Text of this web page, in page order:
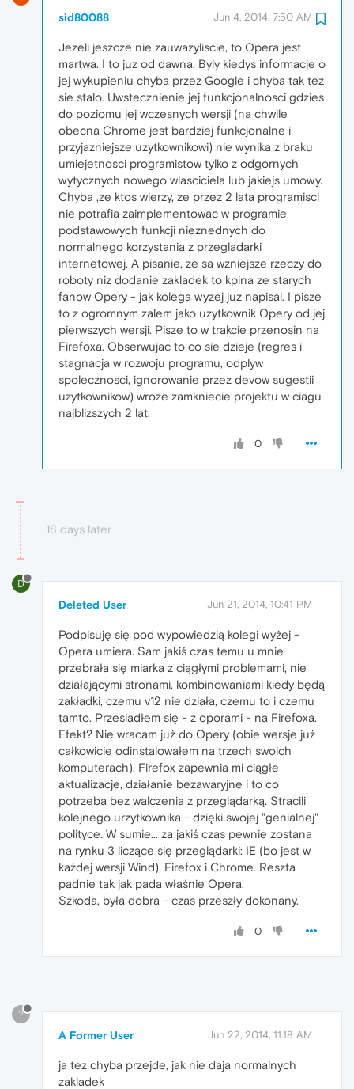
sid80088 Jun 4, 2014, 7:50 AM
Jezeli jeszcze nie zauwazyliscie, to Opera jest
martwa. I to juz od dawna. Byly kiedys informacje o
jej wykupieniu chyba przez Google i chyba tak tez
sie stalo. Uwstecznienie jej funkcjonalnosci gdzies
do poziomu jej wczesnych wersji (na chwile
obecna Chrome jest bardziej funkcjonalne i
przyjazniejsze uzytkownikowi) nie wynika z braku
umiejetnosci programistow tylko z odgornych
wytycznych nowego wlasciciela lub jakiejs umowy.
Chyba ,ze ktos wierzy, ze przez 2 lata programisci
nie potrafia zaimplementowac w programie
podstawowych funkcji nieznednych do
normalnego korzystania z przegladarki
internetowej. A pisanie, ze sa wzniejsze rzeczy do
roboty niz dodanie zakladek to kpina ze starych
fanow Opery - jak kolega wyzej juz napisal. I pisze
to z ogromnym zalem jako uzytkownik Opery od jej
pierwszych wersji. Pisze to w trakcie przenosin na
Firefoxa. Obserwujac to co sie dzieje (regres i
stagnacja w rozwoju programu, odplyw
spolecznosci, ignorowanie przez devow sugestii
uzytkownikow) wroze zamkniecie projektu w ciagu
najblizszych 2 lat.
0
18 days later
D
Deleted User Jun 21, 2014, 10:41 PM
Podpisuję się pod wypowiedzią kolegi wyżej -
Opera umiera. Sam jakiś czas temu u mnie
przebrała się miarka z ciągłymi problemami, nie
działającymi stronami, kombinowaniami kiedy będą
zakładki, czemu v12 nie działa, czemu to i czemu
tamto. Przesiadłem się - z oporami - na Firefoxa.
Efekt? Nie wracam już do Opery (obie wersje już
całkowicie odinstalowałem na trzech swoich
komputerach). Firefox zapewnia mi ciągłe
aktualizacje, działanie bezawaryjne i to co
potrzeba bez walczenia z przeglądarką. Stracili
kolejnego urzytkownika - dzięki swojej "genialnej"
polityce. W sumie... za jakiś czas pewnie zostana
na rynku 3 liczące się przeglądarki: IE (bo jest w
każdej wersji Wind), Firefox i Chrome. Reszta
padnie tak jak pada właśnie Opera.
Szkoda, była dobra - czas przeszły dokonany.
0
?
A Former User Jun 22, 2014, 11:18 AM
ja tez chyba przejde, jak nie daja normalnych
zakladek